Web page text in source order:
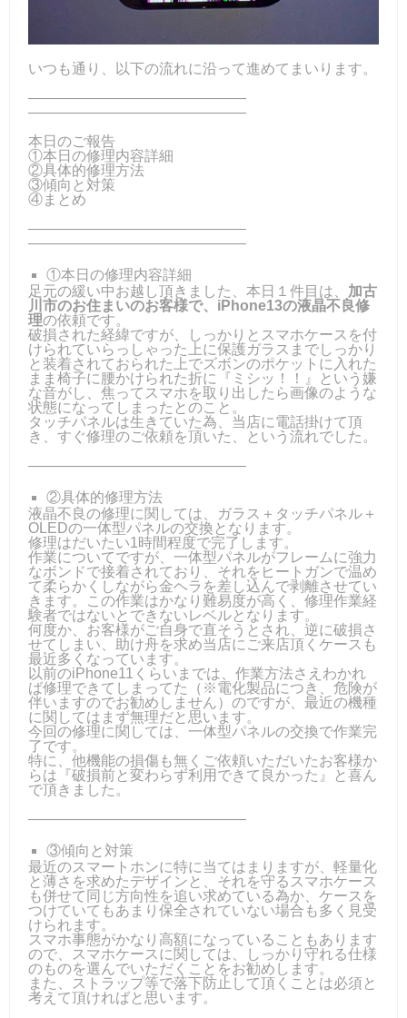
いつも通り、以下の流れに沿って進めてまいります。
―――――――――――――――
―――――――――――――――
本日のご報告
①本日の修理内容詳細
②具体的修理方法
③傾向と対策
④まとめ
―――――――――――――――
―――――――――――――――
①本日の修理内容詳細
足元の緩い中お越し頂きました、本日１件目は、 加古
川市のお住まいのお客様で、iPhone13の液晶不良修
理の依頼です。
破損された経緯ですが、しっかりとスマホケースを付
けられていらっしゃった上に保護ガラスまでしっかり
と装着されておられた上でズボンのポケットに入れた
まま椅子に腰かけられた折に『ミシッ！！』という嫌
な音がし、焦ってスマホを取り出したら画像のような
状態になってしまったとのこと。
タッチパネルは生きていた為、当店に電話掛けて頂
き、すぐ修理のご依頼を頂いた、という流れでした。
―――――――――――――――
②具体的修理方法
液晶不良の修理に関しては、ガラス＋タッチパネル＋
OLEDの一体型パネルの交換となります。
修理はだいたい1時間程度で完了します。
作業についてですが、一体型パネルがフレームに強力
なボンドで接着されており、それをヒートガンで温め
て柔らかくしながら金ヘラを差し込んで剥離させてい
きます。この作業はかなり難易度が高く、修理作業経
験者ではないとできないレベルとなります。
何度か、お客様がご自身で直そうとされ、逆に破損さ
せてしまい、助け舟を求め当店にご来店頂くケースも
最近多くなっています。
以前のiPhone11くらいまでは、作業方法さえわかれ
ば修理できてしまってた（※電化製品につき、危険が
伴いますのでお勧めしません）のですが、最近の機種
に関してはまず無理だと思います。
今回の修理に関しては、一体型パネルの交換で作業完
了です。
特に、他機能の損傷も無くご依頼いただいたお客様か
らは『破損前と変わらず利用できて良かった』と喜ん
で頂きました。
―――――――――――――――
③傾向と対策
最近のスマートホンに特に当てはまりますが、軽量化
と薄さを求めたデザインと、それを守るスマホケース
も併せて同じ方向性を追い求めている為か、ケースを
つけていてもあまり保全されていない場合も多く見受
けられます。
スマホ事態がかなり高額になっていることもあります
ので、スマホケースに関しては、しっかり守れる仕様
のものを選んでいただくことをお勧めします。
また、ストラップ等で落下防止して頂くことは必須と
考えて頂ければと思います。